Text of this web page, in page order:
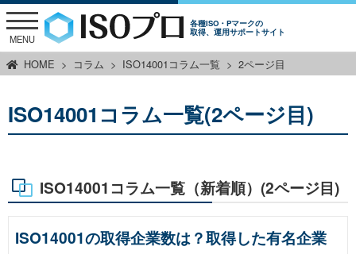
各種ISO・Pマークの
取得、運用サポートサイト
MENU
HOME コラム ISO14001コラム一覧 2ページ目
ISO14001コラム一覧(2ページ目)
ISO14001コラム一覧（新着順）(2ページ目)
ISO14001の取得企業数は？取得した有名企業